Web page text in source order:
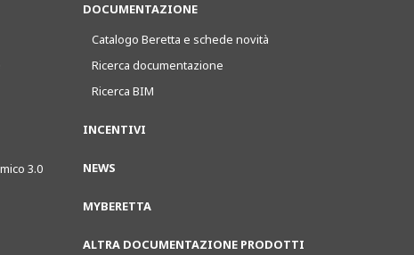
3.0
DOCUMENTAZIONE
Catalogo Beretta e schede novità
Ricerca documentazione
Ricerca BIM
INCENTIVI
NEWS
MYBERETTA
ALTRA DOCUMENTAZIONE PRODOTTI